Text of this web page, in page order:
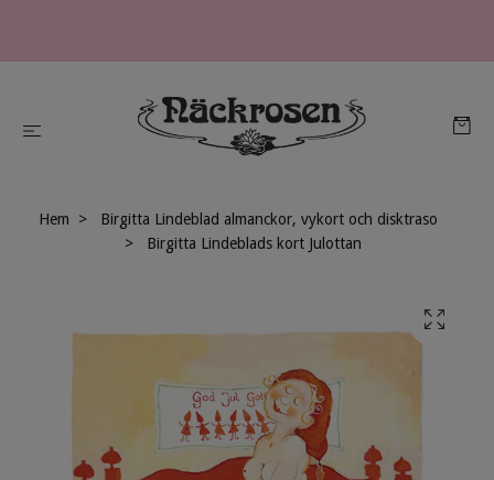
Hem
Birgitta Lindeblad almanckor, vykort och disktraso
Birgitta Lindeblads kort Julottan